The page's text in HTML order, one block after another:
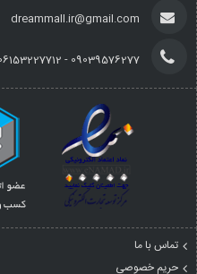
dreammall.ir@gmail.com
09039576277 - 06153227712
تماس با ما
حریم خصوصی